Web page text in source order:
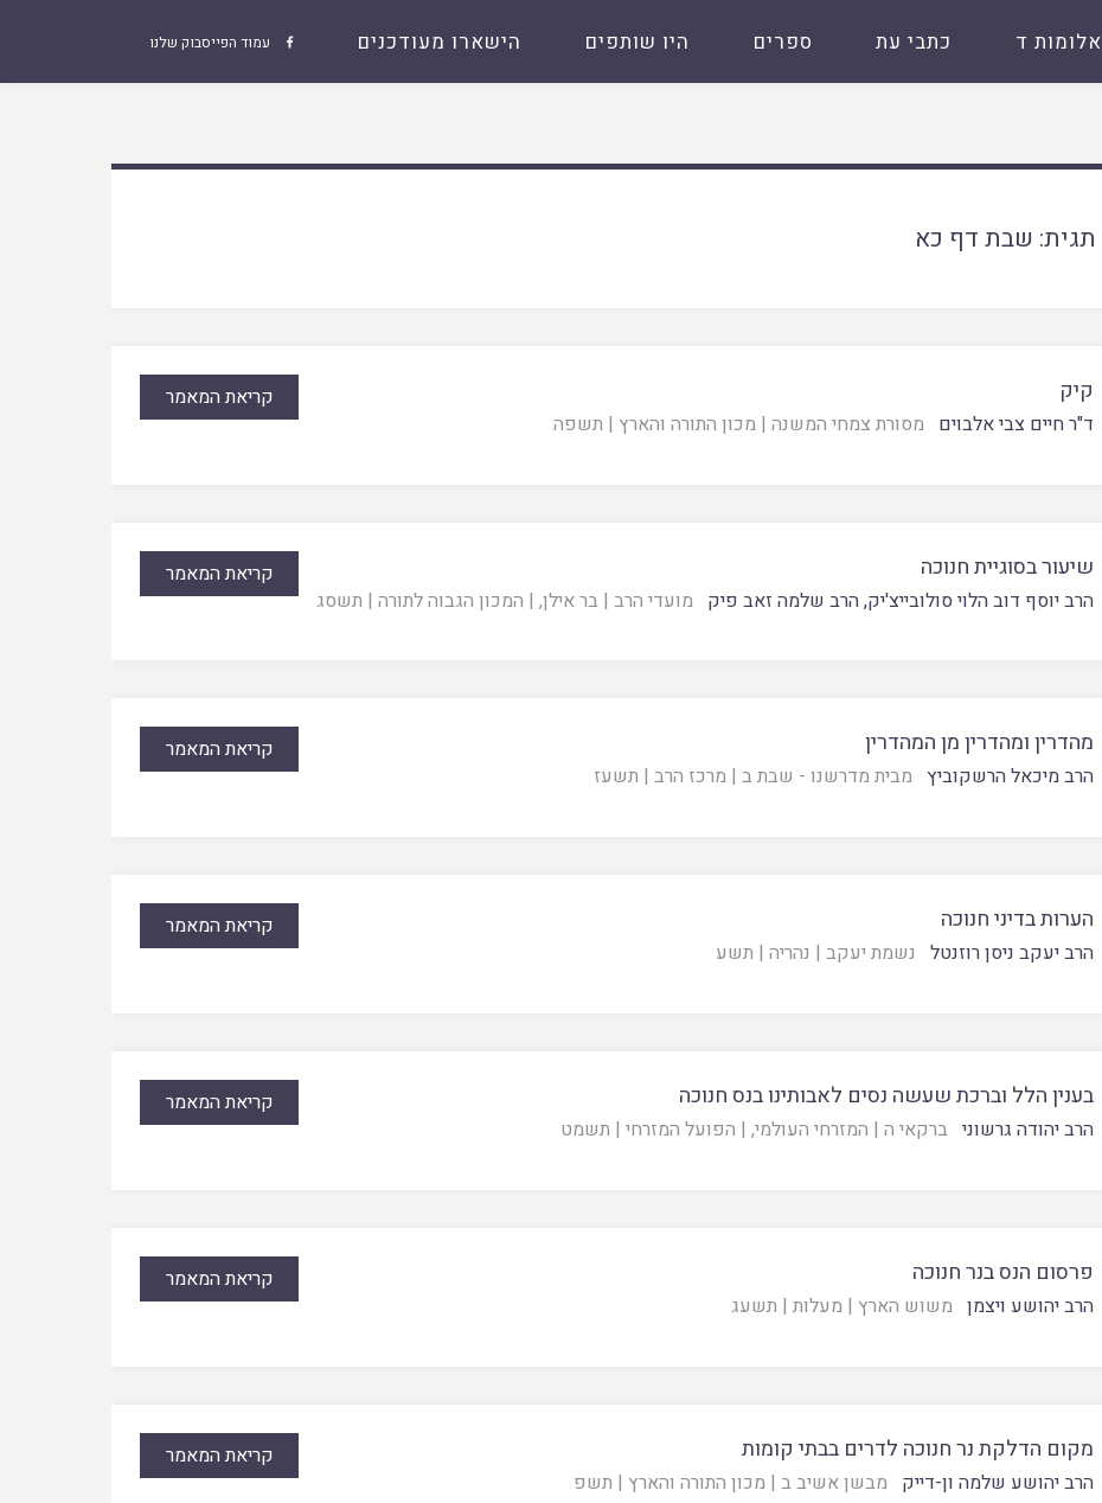
 עמוד הפייסבוק שלנו אלומות ד כתבי עת ספרים היו שותפים הישארו מעודכנים
תגית: שבת דף כא
קיק
ד"ר חיים צבי אלבוים מסורת צמחי המשנה | מכון התורה והארץ | תשפה
קריאת המאמר
שיעור בסוגיית חנוכה
הרב יוסף דוב הלוי סולובייצ'יק,הרב שלמה זאב פיק מועדי הרב |בר אילן, | המכון הגבוה לתורה | תשסג
קריאת המאמר
מהדרין ומהדרין מן המהדרין
הרב מיכאל הרשקוביץ מבית מדרשנו - שבת ב | מרכז הרב | תשעז
קריאת המאמר
הערות בדיני חנוכה
הרב יעקב ניסן רוזנטל נשמת יעקב | נהריה | תשע
קריאת המאמר
בענין הלל וברכת שעשה נסים לאבותינו בנס חנוכה
הרב יהודה גרשוני ברקאי ה | המזרחי העולמי, | הפועל המזרחי | תשמט
קריאת המאמר
פרסום הנס בנר חנוכה
הרב יהושע ויצמן משוש הארץ | מעלות | תשעג
קריאת המאמר
מקום הדלקת נר חנוכה לדרים בבתי קומות
הרב יהושע שלמה ון-דייק מבשן אשיב ב | מכון התורה והארץ | תשפ
קריאת המאמר